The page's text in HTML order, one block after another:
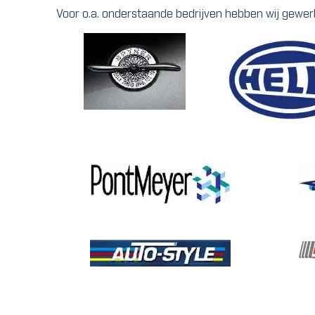
Voor o.a. onderstaande bedrijven hebben wij